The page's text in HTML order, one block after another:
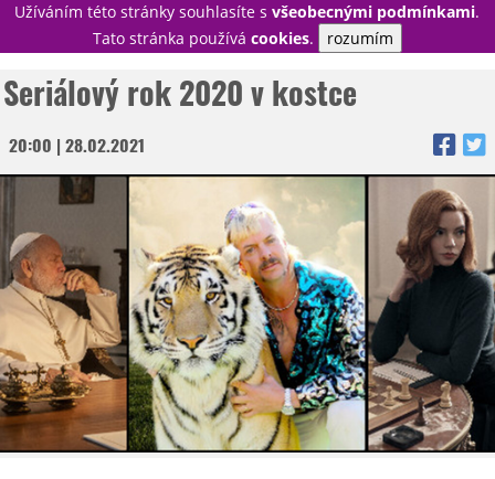
Užíváním této stránky souhlasíte svšeobecnými podmínkami.
Tato stránka používá cookies. rozumím
PŘIHLÁSIT
NOVINKY
TÉMATA
RECENZE
EPIZODY
KULT
TRAILERY
GALERIE
DISKUZE
STATISTIKY
TIRÁŽ
Seriálový rok 2020 v kostce
20:00 | 28.02.2021